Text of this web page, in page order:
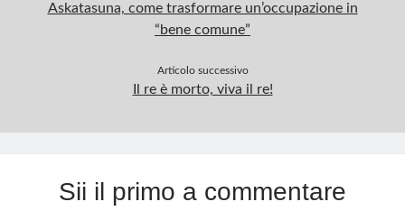
Askatasuna, come trasformare un’occupazione in
“bene comune”
Articolo successivo
Il re è morto, viva il re!
Sii il primo a commentare